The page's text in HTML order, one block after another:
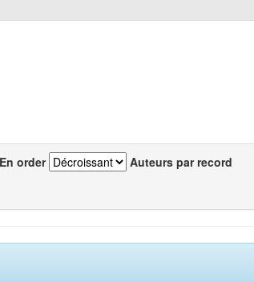
En order Auteurs par record